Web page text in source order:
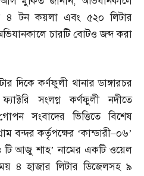
৪ টন কয়লা এবং ৫২০ লিটার
চারটি বোটও জব্দ করা
কর্ণফুলী থানার ডাঙ্গারচর
সংলগ্ন কর্ণফুলী নদীতে
সংবাদের ভিত্তিতে বিশেষ
বন্দর কর্তৃপক্ষের ‘কান্ডারী–০৬’
টি আজু শাহ’ নামের একটি ওয়েল
৪ হাজার লিটার ডিজেলসহ ৯